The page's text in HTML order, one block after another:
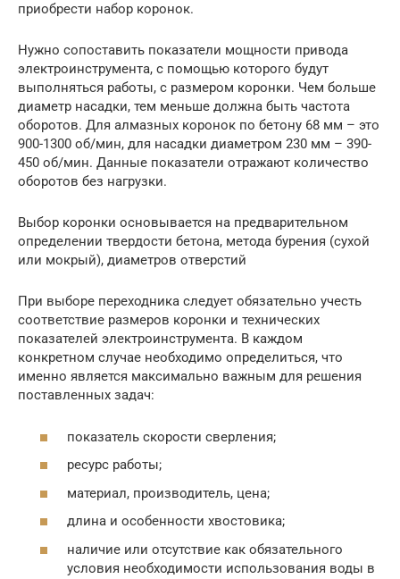
приобрести набор коронок.
Нужно сопоставить показатели мощности привода
электроинструмента, с помощью которого будут
выполняться работы, с размером коронки. Чем больше
диаметр насадки, тем меньше должна быть частота
оборотов. Для алмазных коронок по бетону 68 мм – это
900-1300 об/мин, для насадки диаметром 230 мм – 390-
450 об/мин. Данные показатели отражают количество
оборотов без нагрузки.
Выбор коронки основывается на предварительном
определении твердости бетона, метода бурения (сухой
или мокрый), диаметров отверстий
При выборе переходника следует обязательно учесть
соответствие размеров коронки и технических
показателей электроинструмента. В каждом
конкретном случае необходимо определиться, что
именно является максимально важным для решения
поставленных задач:
показатель скорости сверления;
ресурс работы;
материал, производитель, цена;
длина и особенности хвостовика;
наличие или отсутствие как обязательного
условия необходимости использования воды в